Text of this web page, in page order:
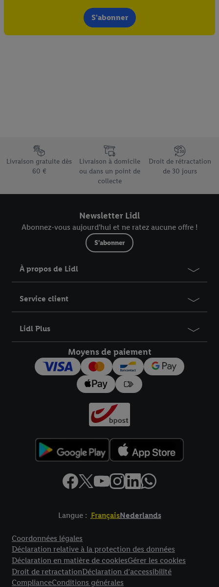
S'abonner
Élément du pied de page avec les différents arguments de
Livraison gratuite dès
60 €
Livraison à domicile
ou dans un point de
collecte
Droit de rétractation
de 30 jours
Newsletter Lidl
Abonnez-vous aujourd'hui et ne ratez aucune offre !
S'abonner
À propos de Lidl
Service client
Lidl Plus
Moyens de paiement
Langue : FrançaisNederlands
Coordonnées légales
Déclaration relative à la protection des données
Déclaration en matière de cookiesGérer les cookies
Droit de retractationDéclaration d’accessibilité
ComplianceConditions générales